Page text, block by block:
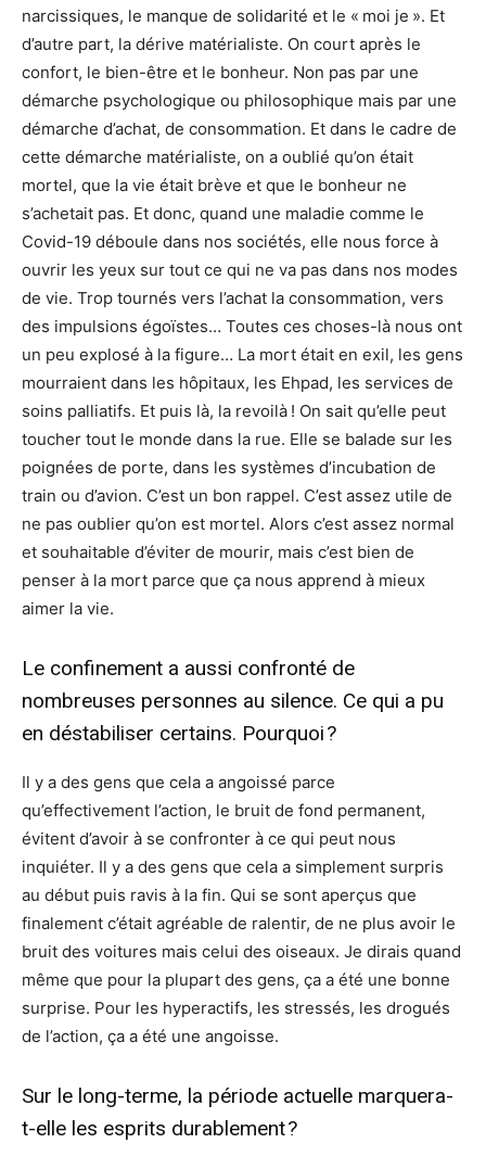
narcissiques, le manque de solidarité et le « moi je ». Et
d’autre part, la dérive matérialiste. On court après le
confort, le bien-être et le bonheur. Non pas par une
démarche psychologique ou philosophique mais par une
démarche d’achat, de consommation. Et dans le cadre de
cette démarche matérialiste, on a oublié qu’on était
mortel, que la vie était brève et que le bonheur ne
s’achetait pas. Et donc, quand une maladie comme le
Covid-19 déboule dans nos sociétés, elle nous force à
ouvrir les yeux sur tout ce qui ne va pas dans nos modes
de vie. Trop tournés vers l’achat la consommation, vers
des impulsions égoïstes… Toutes ces choses-là nous ont
un peu explosé à la figure… La mort était en exil, les gens
mourraient dans les hôpitaux, les Ehpad, les services de
soins palliatifs. Et puis là, la revoilà ! On sait qu’elle peut
toucher tout le monde dans la rue. Elle se balade sur les
poignées de porte, dans les systèmes d’incubation de
train ou d’avion. C’est un bon rappel. C’est assez utile de
ne pas oublier qu’on est mortel. Alors c’est assez normal
et souhaitable d’éviter de mourir, mais c’est bien de
penser à la mort parce que ça nous apprend à mieux
aimer la vie.
Le confinement a aussi confronté de
nombreuses personnes au silence. Ce qui a pu
en déstabiliser certains. Pourquoi ?
Il y a des gens que cela a angoissé parce
qu’effectivement l’action, le bruit de fond permanent,
évitent d’avoir à se confronter à ce qui peut nous
inquiéter. Il y a des gens que cela a simplement surpris
au début puis ravis à la fin. Qui se sont aperçus que
finalement c’était agréable de ralentir, de ne plus avoir le
bruit des voitures mais celui des oiseaux. Je dirais quand
même que pour la plupart des gens, ça a été une bonne
surprise. Pour les hyperactifs, les stressés, les drogués
de l’action, ça a été une angoisse.
Sur le long-terme, la période actuelle marquera-
t-elle les esprits durablement ?